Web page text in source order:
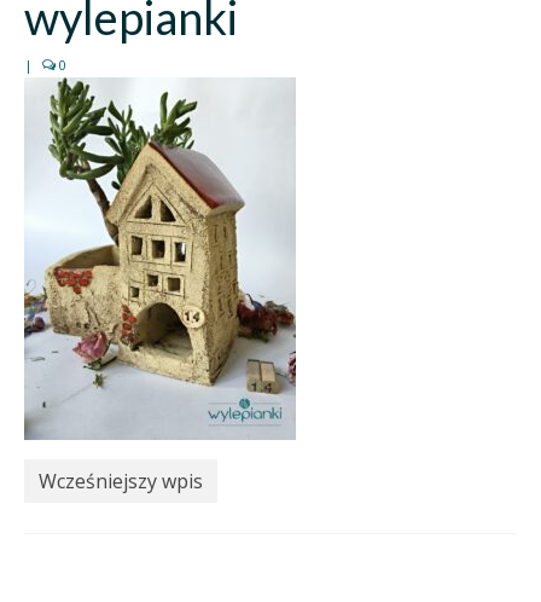
wylepianki
| 0
Wcześniejszy wpis